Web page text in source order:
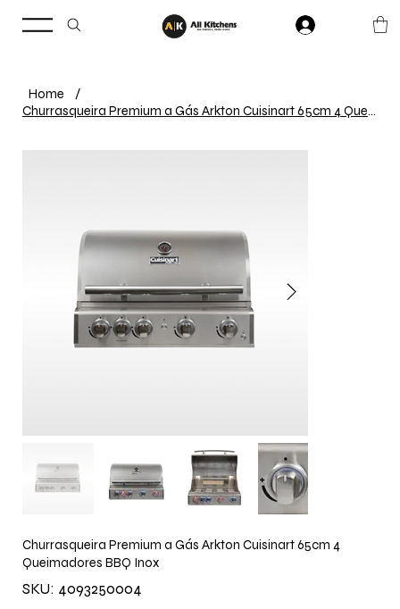
Home
/
Churrasqueira Premium a Gás Arkton Cuisinart 65cm 4 Queimadores BBQ Inox
Churrasqueira Premium a Gás Arkton Cuisinart 65cm 4
Queimadores BBQ Inox
SKU: 4093250004
4093250004